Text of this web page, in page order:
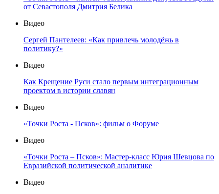
от Севастополя Дмитрия Белика
Видео
Сергей Пантелеев: «Как привлечь молодёжь в
политику?»
Видео
Как Крещение Руси стало первым интеграционным
проектом в истории славян
Видео
«Точки Роста - Псков»: фильм о Форуме
Видео
«Точки Роста – Псков»: Мастер-класс Юрия Шевцова по
Евразийской политической аналитике
Видео